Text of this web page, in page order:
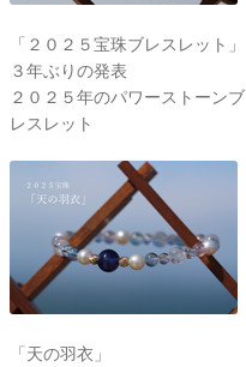
「２０２５宝珠ブレスレット」
３年ぶりの発表
２０２５年のパワーストーンブ
レスレット
「天の羽衣」